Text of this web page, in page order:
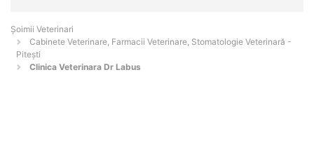
Șoimii Veterinari
Cabinete Veterinare, Farmacii Veterinare, Stomatologie Veterinară -
Piteşti
Clinica Veterinara Dr Labus